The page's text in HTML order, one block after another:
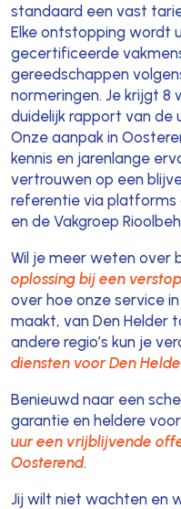
standaard een vast
Elke ontstopping wordt
gecertificeerde
gereedschappen
normeringen. Je krijgt 8
duidelijk rapport van de
Onze aanpak in
kennis en jarenlange
vertrouwen op een
referentie via platforms
en de Vakgroep
Wil je meer weten over
oplossing bij een
over hoe onze service
maakt, van Den Helder
andere regio’s kun je
diensten voor Den
Benieuwd naar een
garantie en heldere
uur een vrijblijvende
Oosterend.
Jij wilt niet wachten en